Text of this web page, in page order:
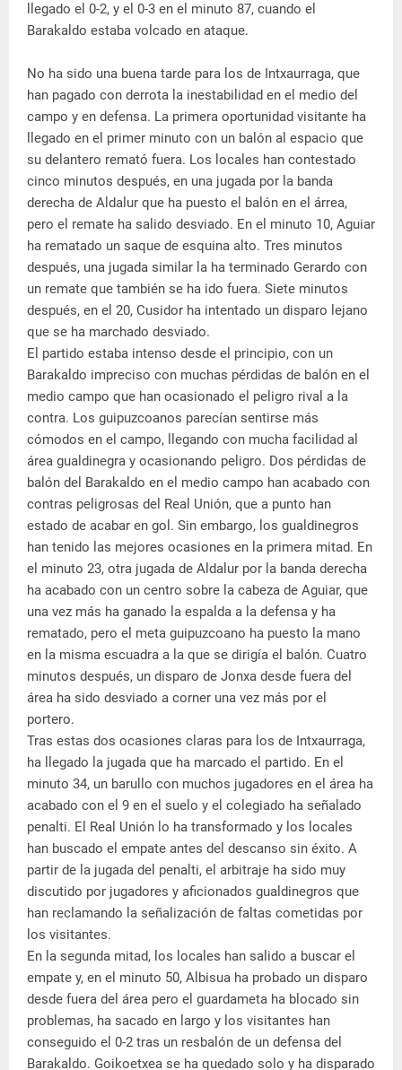
llegado el 0-2, y el 0-3 en el minuto 87, cuando el
Barakaldo estaba volcado en ataque.
No ha sido una buena tarde para los de Intxaurraga, que
han pagado con derrota la inestabilidad en el medio del
campo y en defensa. La primera oportunidad visitante ha
llegado en el primer minuto con un balón al espacio que
su delantero remató fuera. Los locales han contestado
cinco minutos después, en una jugada por la banda
derecha de Aldalur que ha puesto el balón en el árrea,
pero el remate ha salido desviado. En el minuto 10, Aguiar
ha rematado un saque de esquina alto. Tres minutos
después, una jugada similar la ha terminado Gerardo con
un remate que también se ha ido fuera. Siete minutos
después, en el 20, Cusidor ha intentado un disparo lejano
que se ha marchado desviado.
El partido estaba intenso desde el principio, con un
Barakaldo impreciso con muchas pérdidas de balón en el
medio campo que han ocasionado el peligro rival a la
contra. Los guipuzcoanos parecían sentirse más
cómodos en el campo, llegando con mucha facilidad al
área gualdinegra y ocasionando peligro. Dos pérdidas de
balón del Barakaldo en el medio campo han acabado con
contras peligrosas del Real Unión, que a punto han
estado de acabar en gol. Sin embargo, los gualdinegros
han tenido las mejores ocasiones en la primera mitad. En
el minuto 23, otra jugada de Aldalur por la banda derecha
ha acabado con un centro sobre la cabeza de Aguiar, que
una vez más ha ganado la espalda a la defensa y ha
rematado, pero el meta guipuzcoano ha puesto la mano
en la misma escuadra a la que se dirigía el balón. Cuatro
minutos después, un disparo de Jonxa desde fuera del
área ha sido desviado a corner una vez más por el
portero.
Tras estas dos ocasiones claras para los de Intxaurraga,
ha llegado la jugada que ha marcado el partido. En el
minuto 34, un barullo con muchos jugadores en el área ha
acabado con el 9 en el suelo y el colegiado ha señalado
penalti. El Real Unión lo ha transformado y los locales
han buscado el empate antes del descanso sin éxito. A
partir de la jugada del penalti, el arbitraje ha sido muy
discutido por jugadores y aficionados gualdinegros que
han reclamando la señalización de faltas cometidas por
los visitantes.
En la segunda mitad, los locales han salido a buscar el
empate y, en el minuto 50, Albisua ha probado un disparo
desde fuera del área pero el guardameta ha blocado sin
problemas, ha sacado en largo y los visitantes han
conseguido el 0-2 tras un resbalón de un defensa del
Barakaldo. Goikoetxea se ha quedado solo y ha disparado